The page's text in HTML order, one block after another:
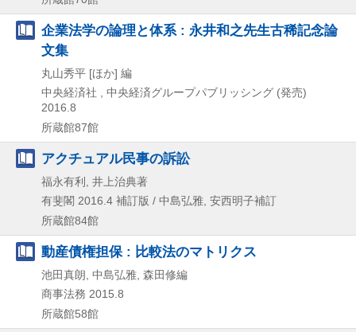
企業法学の論理と体系 : 永井和之先生古稀記念論
文集
丸山秀平 [ほか] 編
中央経済社 , 中央経済グループパブリッシング (発売)
2016.8
所蔵館87館
アクチュアル民事の訴訟
福永有利, 井上治典著
有斐閣 2016.4 補訂版 / 中島弘雅, 安西明子補訂
所蔵館84館
動産債権担保 : 比較法のマトリクス
池田真朗, 中島弘雅, 森田修編
商事法務 2015.8
所蔵館58館